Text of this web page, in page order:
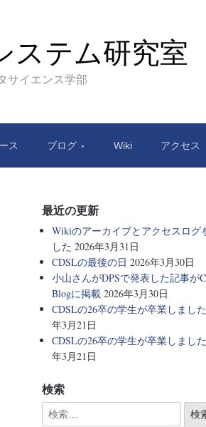
ステム研究室
サイエンス学部
ス ブログ Wiki アクセス
最近の更新
Wikiのアーカイブとアクセスログ
した 2026年3月31日
CDSLの最後の日 2026年3月30日
小山さんがDPSで発表した記事が
Blogに掲載 2026年3月30日
CDSLの26卒の学生が卒業しました
年3月21日
CDSLの26卒の学生が卒業しました
年3月21日
検索